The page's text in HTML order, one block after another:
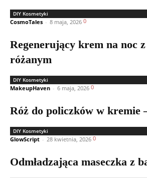
DIY Kosmetyki
CosmoTales - 8 maja, 2026 0
Regenerujący krem na noc
różanym
DIY Kosmetyki
MakeupHaven - 6 maja, 2026 0
Róż do policzków w kremie
DIY Kosmetyki
GlowScript - 28 kwietnia, 2026 0
Odmładzająca maseczka z